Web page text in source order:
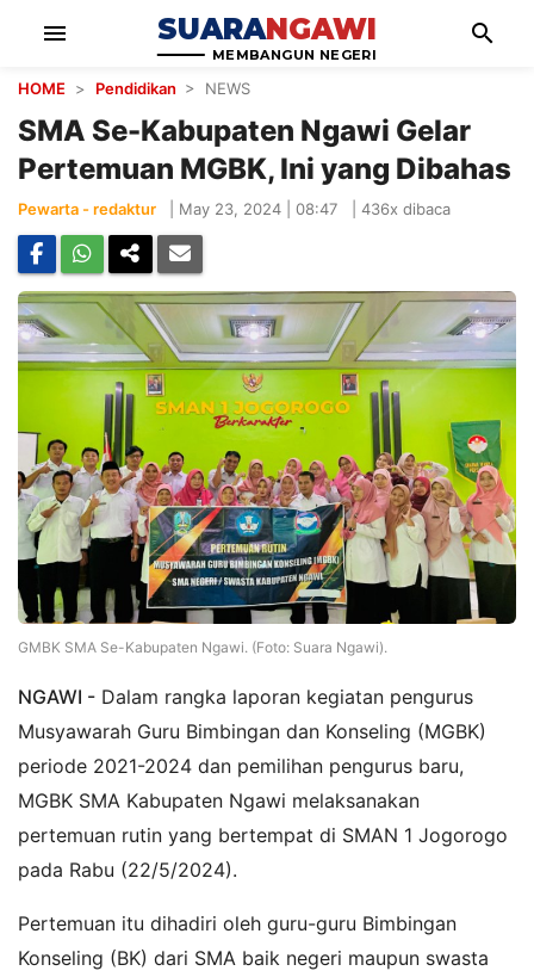
menu SUARANGAWI
MEMBANGUN NEGERI
search
HOME > Pendidikan > NEWS
SMA Se-Kabupaten Ngawi Gelar
Pertemuan MGBK, Ini yang Dibahas
Pewarta - redaktur May 23, 2024 | 08:47 436x dibaca
GMBK SMA Se-Kabupaten Ngawi. (Foto: Suara Ngawi).
NGAWI - Dalam rangka laporan kegiatan pengurus
Musyawarah Guru Bimbingan dan Konseling (MGBK)
periode 2021-2024 dan pemilihan pengurus baru,
MGBK SMA Kabupaten Ngawi melaksanakan
pertemuan rutin yang bertempat di SMAN 1 Jogorogo
pada Rabu (22/5/2024).
Pertemuan itu dihadiri oleh guru-guru Bimbingan
Konseling (BK) dari SMA baik negeri maupun swasta